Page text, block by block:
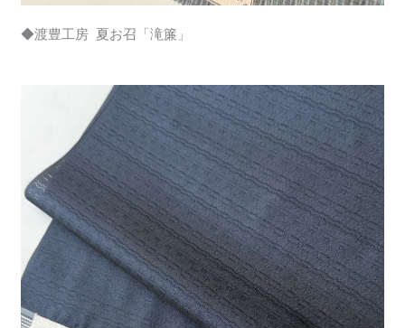
◆渡豊工房 夏お召「滝簾」